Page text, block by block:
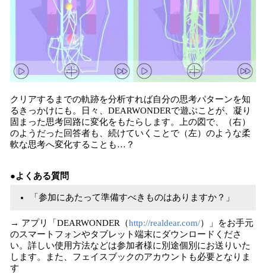
クリアするまでの軌跡を分析すれば自分の思考パターンを知
るきっかけにも。日々、DEARWONDERで遊ぶことが、凝り
固まった思考回路に変化をもたらします。上の図で、（右）
のようだった回答者も、続けていくことで（左）のような柔
軟な思考へ変化することも…？
●よくある質問
「参加にあたって準備すべきものはありますか？」
→ アプリ「DEARWONDER（http://realdear.com/）」をお手元
のスマートフォンやタブレット端末にダウンロードくださ
い。詳しい使用方法などは参加者様に別途個別にお送りいた
します。また、フェイスブックのアカウントも必要となりま
す